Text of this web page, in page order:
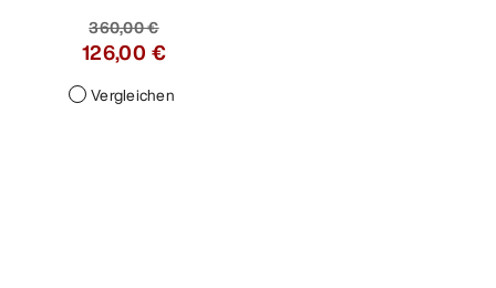
360,00 €
126,00 €
Vergleichen